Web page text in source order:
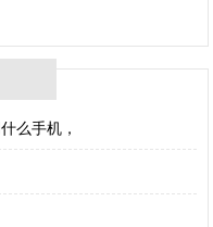
么手机，